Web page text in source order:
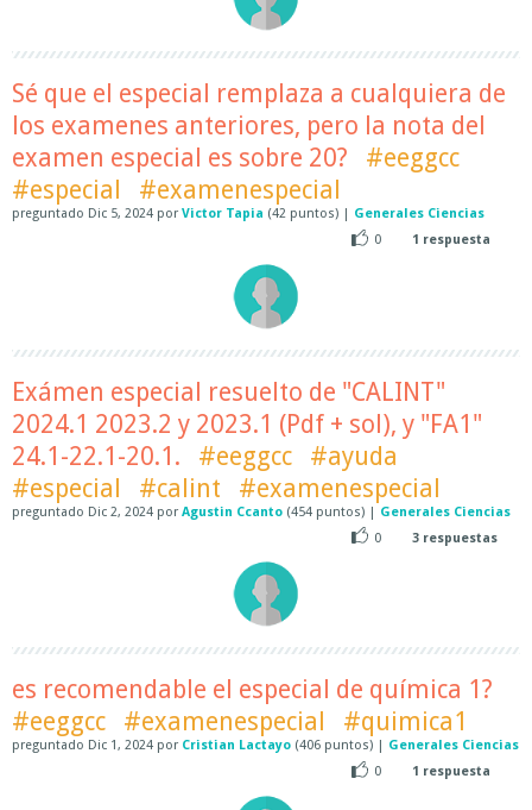
Sé que el especial remplaza a cualquiera de
los examenes anteriores, pero la nota del
examen especial es sobre 20?
#eeggcc
#especial
#examenespecial
preguntado Dic 5, 2024 por Victor Tapia (42 puntos) | Generales Ciencias
0
1 respuesta
Exámen especial resuelto de "CALINT"
2024.1 2023.2 y 2023.1 (Pdf + sol), y "FA1"
24.1-22.1-20.1.
#eeggcc
#ayuda
#especial
#calint #examenespecial
preguntado Dic 2, 2024 por Agustin Ccanto (454 puntos) | Generales Ciencias
0
3 respuestas
es recomendable el especial de química 1?
#eeggcc
#examenespecial #quimica1
preguntado Dic 1, 2024 por Cristian Lactayo (406 puntos) | Generales Ciencias
0
1 respuesta